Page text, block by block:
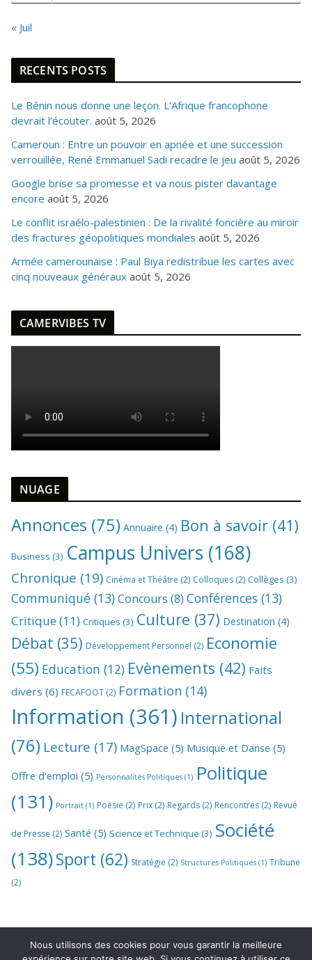
« Juil
RECENTS POSTS
Le Bénin nous donne une leçon. L’Afrique francophone
devrait l’écouter. août 5, 2026
Cameroun : Entre un pouvoir en apnée et une succession
verrouillée, René Emmanuel Sadi recadre le jeu août 5, 2026
Google brise sa promesse et va nous pister davantage
encore août 5, 2026
Le conflit israélo-palestinien : De la rivalité foncière au miroir
des fractures géopolitiques mondiales août 5, 2026
Armée camerounaise : Paul Biya redistribue les cartes avec
cinq nouveaux généraux août 5, 2026
CAMERVIBES TV
NUAGE
Annonces (75) Annuaire (4) Bon à savoir (41)
Business (3) Campus Univers (168)
Chronique (19) Cinéma et Théâtre (2) Colloques (2) Collèges (3)
Communiqué (13)Concours (8) Conférences (13)
Critique(11) Critiques (3) Culture (37) Destination (4)
Débat (35) Développement Personnel (2) Economie
(55) Education (12) Evènements (42) Faits
divers (6) FECAFOOT (2) Formation (14)
Information (361) International
(76) Lecture (17) MagSpace (5) Musique et Danse (5)
Offre d'emploi (5) Personnalités Politiques (1) Politique
(131) Portrait (1) Poésie (2) Prix (2) Regards (2) Rencontres (2) Revue
de Presse (2) Santé (5) Science et Technique (3) Société
(138)Sport (62) Stratégie (2) Structures Politiques (1) Tribune
(2)
Nous utilisons des cookies pour vous garantir la meilleure